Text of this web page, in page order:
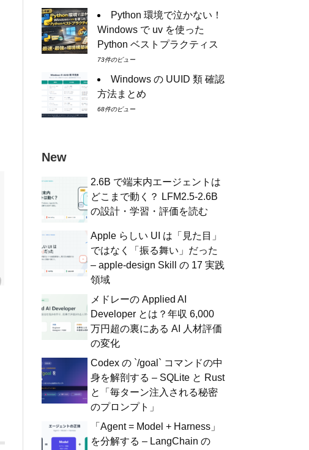
Python 環境で泣かない！
Windows で uv を使った
Python ベストプラクティス
73件のビュー
Windows の UUID 類 確認
方法まとめ
68件のビュー
New
2.6B で端末内エージェントは
どこまで動く？ LFM2.5-2.6B
の設計・学習・評価を読む
Apple らしい UI は「見た目」
ではなく「振る舞い」だった
– apple-design Skill の 17 実践
領域
メドレーの Applied AI
Developer とは？年収 6,000
万円超の裏にある AI 人材評価
の変化
Codex の `/goal` コマンドの中
身を解剖する – SQLite と Rust
と「毎ターン注入される秘密
のプロンプト」
「Agent = Model + Harness」
を分解する – LangChain の